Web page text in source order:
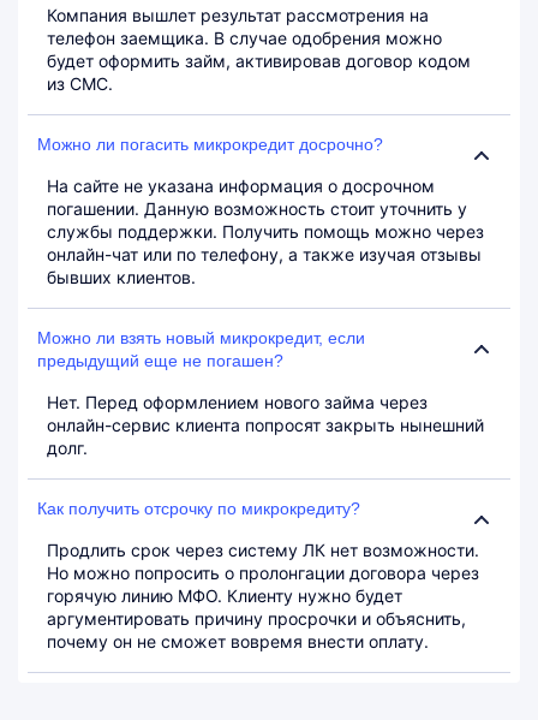
Компания вышлет результат рассмотрения на
телефон заемщика. В случае одобрения можно
будет оформить займ, активировав договор кодом
из СМС.
Можно ли погасить микрокредит досрочно?
На сайте не указана информация о досрочном
погашении. Данную возможность стоит уточнить у
службы поддержки. Получить помощь можно через
онлайн-чат или по телефону, а также изучая отзывы
бывших клиентов.
Можно ли взять новый микрокредит, если
предыдущий еще не погашен?
Нет. Перед оформлением нового займа через
онлайн-сервис клиента попросят закрыть нынешний
долг.
Как получить отсрочку по микрокредиту?
Продлить срок через систему ЛК нет возможности.
Но можно попросить о пролонгации договора через
горячую линию МФО. Клиенту нужно будет
аргументировать причину просрочки и объяснить,
почему он не сможет вовремя внести оплату.